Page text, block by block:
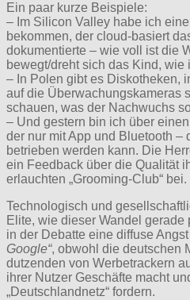
Ein paar kurze Beispiele:
– Im Silicon Valley habe ich
bekommen, der cloud-basiert
dokumentierte – wie voll ist die
bewegt/dreht sich das Kind, wie
– In Polen gibt es Diskotheken,
auf die Überwachungskameras
schauen, was der Nachwuchs
– Und gestern bin ich über
der nur mit App und Bluetooth –
betrieben werden kann. Die
ein Feedback über die Qualität
erlauchten „Grooming-Club“ bei.
Technologisch und
Elite, wie dieser Wandel
in der Debatte eine diffuse
Google“, obwohl die deutschen
dutzenden von Werbetrackern
ihrer Nutzer Geschäfte macht
„Deutschlandnetz“ fordern.